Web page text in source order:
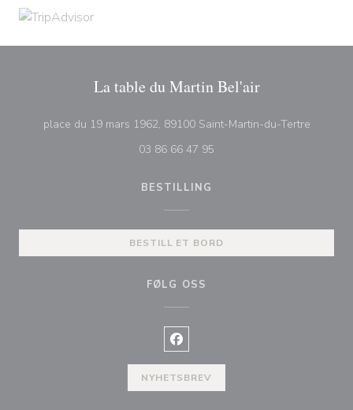
La table du Martin Bel'air
place du 19 mars 1962, 89100 Saint-Martin-du-Tertre((åpner
03 86 66 47 95
BESTILLING
BESTILL ET BORD
FØLG OSS
Facebook ((åpner i et nytt
NYHETSBREV